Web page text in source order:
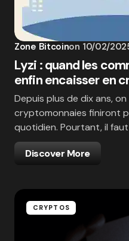
Zone Bitcoinon 10/02/
Lyzi : quand les
enfin encaisser en
Depuis plus de dix ans,
cryptomonnaies finiront
quotidien. Pourtant, il
Discover More
CRYPTOS